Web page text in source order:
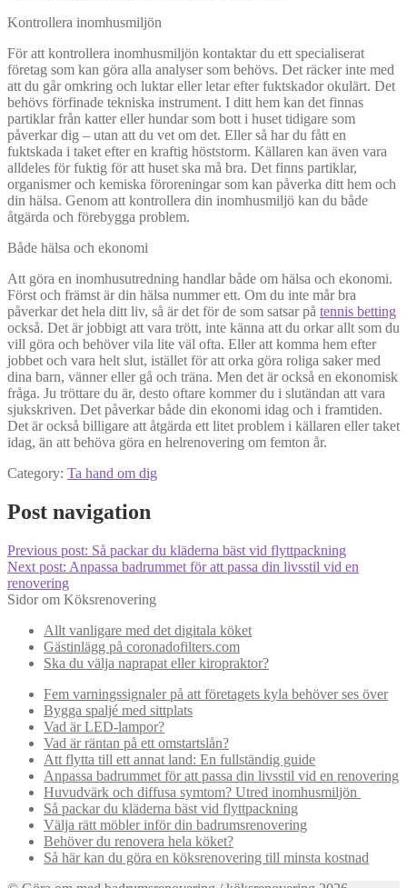
Kontrollera inomhusmiljön
För att kontrollera inomhusmiljön kontaktar du ett specialiserat
företag som kan göra alla analyser som behövs. Det räcker inte med
att du går omkring och luktar eller letar efter fuktskador okulärt. Det
behövs förfinade tekniska instrument. I ditt hem kan det finnas
partiklar från katter eller hundar som bott i huset tidigare som
påverkar dig – utan att du vet om det. Eller så har du fått en
fuktskada i taket efter en kraftig höststorm. Källaren kan även vara
alldeles för fuktig för att huset ska må bra. Det finns partiklar,
organismer och kemiska föroreningar som kan påverka ditt hem och
din hälsa. Genom att kontrollera din inomhusmiljö kan du både
åtgärda och förebygga problem.
Både hälsa och ekonomi
Att göra en inomhusutredning handlar både om hälsa och ekonomi.
Först och främst är din hälsa nummer ett. Om du inte mår bra
påverkar det hela ditt liv, så är det för de som satsar på tennis betting
också. Det är jobbigt att vara trött, inte känna att du orkar allt som du
vill göra och behöver vila lite väl ofta. Eller att komma hem efter
jobbet och vara helt slut, istället för att orka göra roliga saker med
dina barn, vänner eller gå och träna. Men det är också en ekonomisk
fråga. Ju tröttare du är, desto oftare kommer du i slutändan att vara
sjukskriven. Det påverkar både din ekonomi idag och i framtiden.
Det är också billigare att åtgärda ett litet problem i källaren eller taket
idag, än att behöva göra en helrenovering om femton år.
Category: Ta hand om dig
Post navigation
Previous post: Så packar du kläderna bäst vid flyttpackning
Next post: Anpassa badrummet för att passa din livsstil vid en
renovering
Sidor om Köksrenovering
Allt vanligare med det digitala köket
Gästinlägg på coronadofilters.com
Ska du välja naprapat eller kiropraktor?
Fem varningssignaler på att företagets kyla behöver ses över
Bygga spaljé med sittplats
Vad är LED-lampor?
Vad är räntan på ett omstartslån?
Att flytta till ett annat land: En fullständig guide
Anpassa badrummet för att passa din livsstil vid en renovering
Huvudvärk och diffusa symtom? Utred inomhusmiljön
Så packar du kläderna bäst vid flyttpackning
Välja rätt möbler inför din badrumsrenovering
Behöver du renovera hela köket?
Så här kan du göra en köksrenovering till minsta kostnad